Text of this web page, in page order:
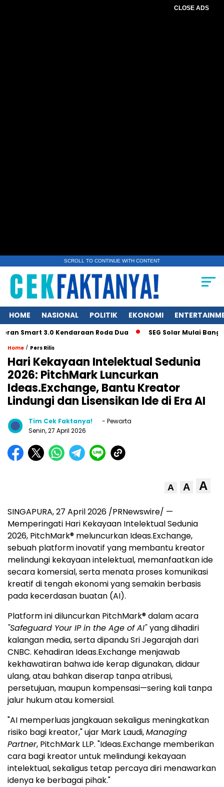
CLOSE ADS
SCROLL TO CONTINUE WITH CONTENT
HOME NASIONAL POLITIK EKONOMI
3.0 Kendaraan Roda Dua SEG Solar Mulai Bangun
Home / Pers Rilis
Hari Kekayaan Intelektual Sedunia
2026: PitchMark Luncurkan
Ideas.Exchange, Bantu Kreator
Lindungi dan Lisensikan Ide di Era AI
Tim Cek Faktanya!
- Pewarta
Senin, 27 April 2026
A A A
SINGAPURA, 27 April 2026 /PRNewswire/ —
Memperingati Hari Kekayaan Intelektual Sedunia
2026, PitchMark® meluncurkan Ideas.Exchange,
sebuah platform inovatif yang membantu kreator
melindungi kekayaan intelektual, memanfaatkan ide
secara komersial, serta menata proses komunikasi
kreatif di tengah ekonomi yang semakin berbasis
pada kecerdasan buatan (AI).
Platform ini diluncurkan PitchMark® dalam acara
"Safeguard Your IP in the Age of AI"yang dihadiri
kalangan media, serta dipandu Sri Jegarajah dari
CNBC. Kehadiran Ideas.Exchange menjawab
kekhawatiran bahwa ide kerap digunakan, didaur
ulang, atau bahkan diserap tanpa atribusi,
persetujuan, maupun kompensasi—sering kali tanpa
jalur hukum atau komersial.
"AI memperluas jangkauan sekaligus meningkatkan
risiko bagi kreator," ujar Mark Laudi,Managing
Partner, PitchMark LLP. "Ideas.Exchange memberikan
cara bagi kreator untuk melindungi kekayaan
intelektual, sekaligus tetap percaya diri menawarkan
idenya ke berbagai pihak."